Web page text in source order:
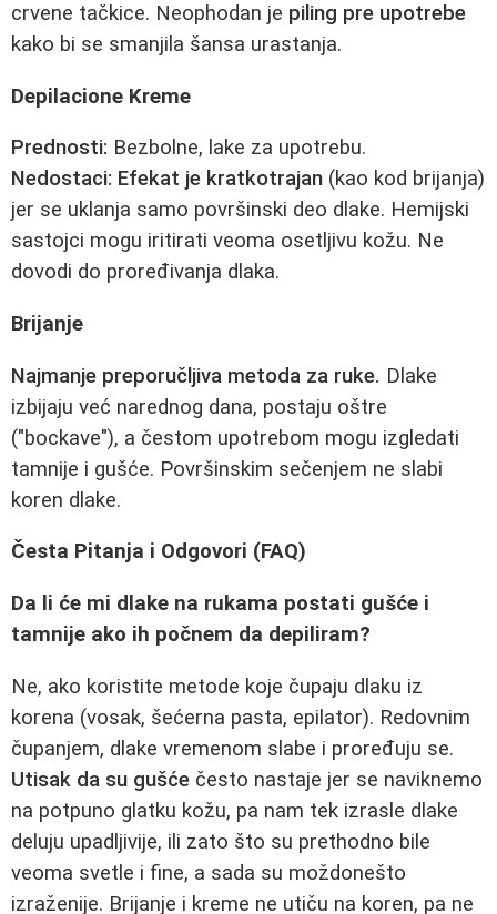
crvene tačkice. Neophodan je piling pre upotrebe
kako bi se smanjila šansa urastanja.
Depilacione Kreme
Prednosti: Bezbolne, lake za upotrebu.
Nedostaci: Efekat je kratkotrajan (kao kod brijanja)
jer se uklanja samo površinski deo dlake. Hemijski
sastojci mogu iritirati veoma osetljivu kožu. Ne
dovodi do proređivanja dlaka.
Brijanje
Najmanje preporučljiva metoda za ruke. Dlake
izbijaju već narednog dana, postaju oštre
("bockave"), a čestom upotrebom mogu izgledati
tamnije i gušće. Površinskim sečenjem ne slabi
koren dlake.
Česta Pitanja i Odgovori (FAQ)
Da li će mi dlake na rukama postati gušće i
tamnije ako ih počnem da depiliram?
Ne, ako koristite metode koje čupaju dlaku iz
korena (vosak, šećerna pasta, epilator). Redovnim
čupanjem, dlake vremenom slabe i proređuju se.
Utisak da su gušće često nastaje jer se naviknemo
na potpuno glatku kožu, pa nam tek izrasle dlake
deluju upadljivije, ili zato što su prethodno bile
veoma svetle i fine, a sada su moždonešto
izraženije. Brijanje i kreme ne utiču na koren, pa ne